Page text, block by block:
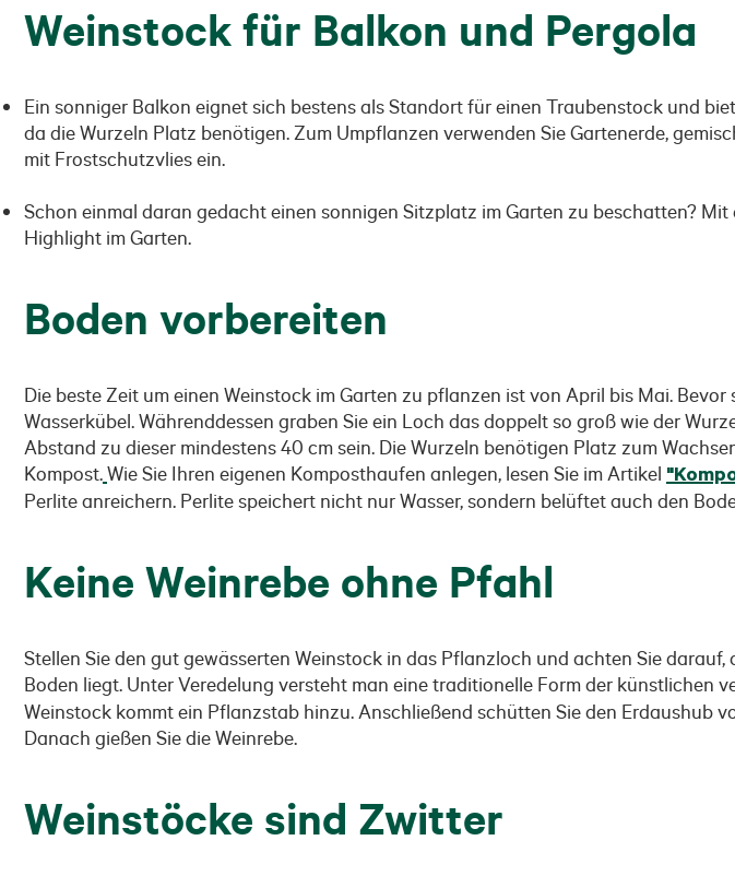
Weinstock für Balkon und Pergola
Ein sonniger Balkon eignet sich bestens als Standort für einen Traubenstock und
da die Wurzeln Platz benötigen. Zum Umpflanzen verwenden Sie Gartenerde,
mit Frostschutzvlies ein.
Schon einmal daran gedacht einen sonnigen Sitzplatz im Garten zu beschatten?
Highlight im Garten.
Boden vorbereiten
Die beste Zeit um einen Weinstock im Garten zu pflanzen ist von April bis Mai.
Wasserkübel. Währenddessen graben Sie ein Loch das doppelt so groß wie der
Abstand zu dieser mindestens 40 cm sein. Die Wurzeln benötigen Platz zum
Kompost.Wie Sie Ihren eigenen Komposthaufen anlegen, lesen Sie im Artikel
Perlite anreichern. Perlite speichert nicht nur Wasser, sondern belüftet auch den
Keine Weinrebe ohne Pfahl
Stellen Sie den gut gewässerten Weinstock in das Pflanzloch und achten Sie
Boden liegt. Unter Veredelung versteht man eine traditionelle Form der künstlichen
Weinstock kommt ein Pflanzstab hinzu. Anschließend schütten Sie den Erdaushub
Danach gießen Sie die Weinrebe.
Weinstöcke sind Zwitter